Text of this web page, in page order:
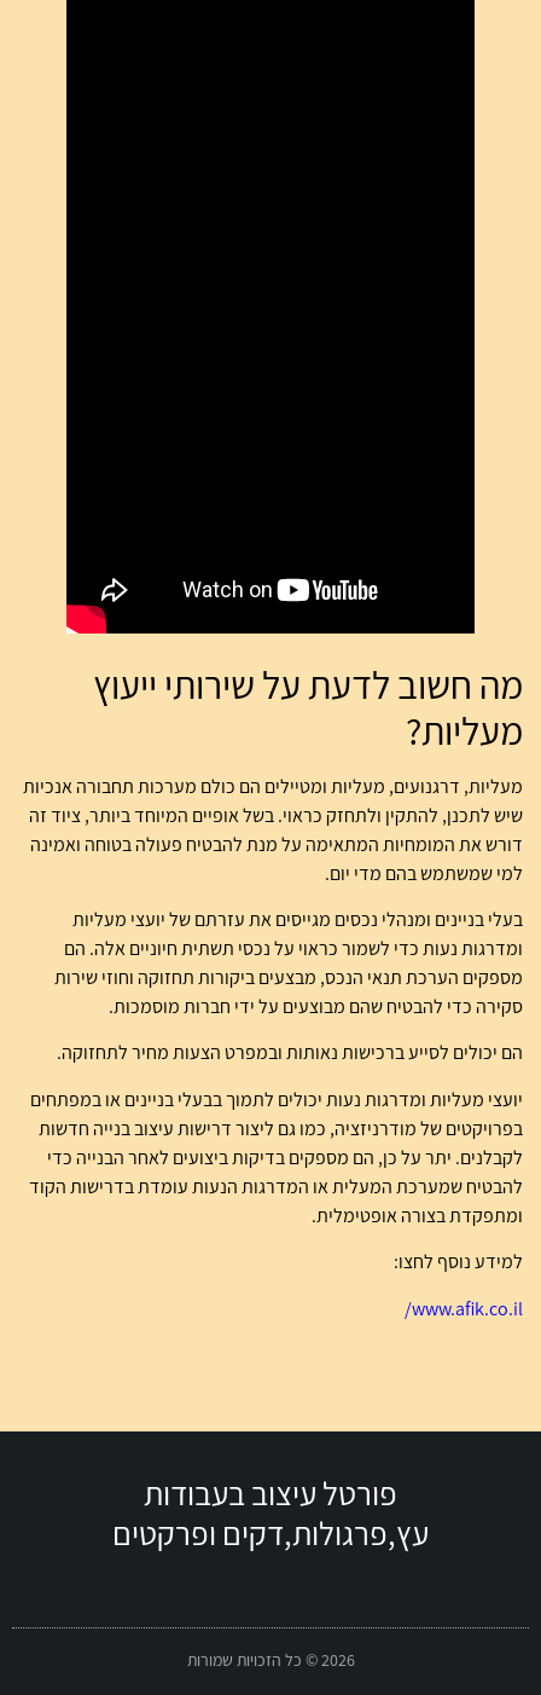
מה חשוב לדעת על שירותי ייעוץ
מעליות?
מעליות, דרגנועים, מעליות ומטיילים הם כולם מערכות תחבורה אנכיות
שיש לתכנן, להתקין ולתחזק כראוי. בשל אופיים המיוחד ביותר, ציוד זה
דורש את המומחיות המתאימה על מנת להבטיח פעולה בטוחה ואמינה
למי שמשתמש בהם מדי יום.
בעלי בניינים ומנהלי נכסים מגייסים את עזרתם של יועצי מעליות
ומדרגות נעות כדי לשמור כראוי על נכסי תשתית חיוניים אלה. הם
מספקים הערכת תנאי הנכס, מבצעים ביקורות תחזוקה וחוזי שירות
סקירה כדי להבטיח שהם מבוצעים על ידי חברות מוסמכות.
הם יכולים לסייע ברכישות נאותות ובמפרט הצעות מחיר לתחזוקה.
יועצי מעליות ומדרגות נעות יכולים לתמוך בבעלי בניינים או במפתחים
בפרויקטים של מודרניזציה, כמו גם ליצור דרישות עיצוב בנייה חדשות
לקבלנים. יתר על כן, הם מספקים בדיקות ביצועים לאחר הבנייה כדי
להבטיח שמערכת המעלית או המדרגות הנעות עומדת בדרישות הקוד
ומתפקדת בצורה אופטימלית.
למידע נוסף לחצו:
www.afik.co.il/
פורטל עיצוב בעבודות
עץ,פרגולות,דקים ופרקטים
2026 © כל הזכויות שמורות